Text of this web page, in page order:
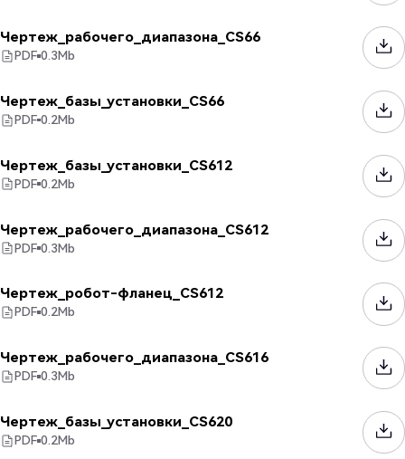
Чертеж_рабочего_диапазона_CS66
PDF 0.3Mb
Чертеж_базы_установки_CS66
PDF 0.2Mb
Чертеж_базы_установки_CS612
PDF 0.2Mb
Чертеж_рабочего_диапазона_CS612
PDF 0.3Mb
Чертеж_робот-фланец_CS612
PDF 0.2Mb
Чертеж_рабочего_диапазона_CS616
PDF 0.3Mb
Чертеж_базы_установки_CS620
PDF 0.2Mb